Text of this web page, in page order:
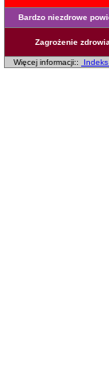
Bardzo niezdrowe
Zagrożenie zdrowia
Więcej informacji::